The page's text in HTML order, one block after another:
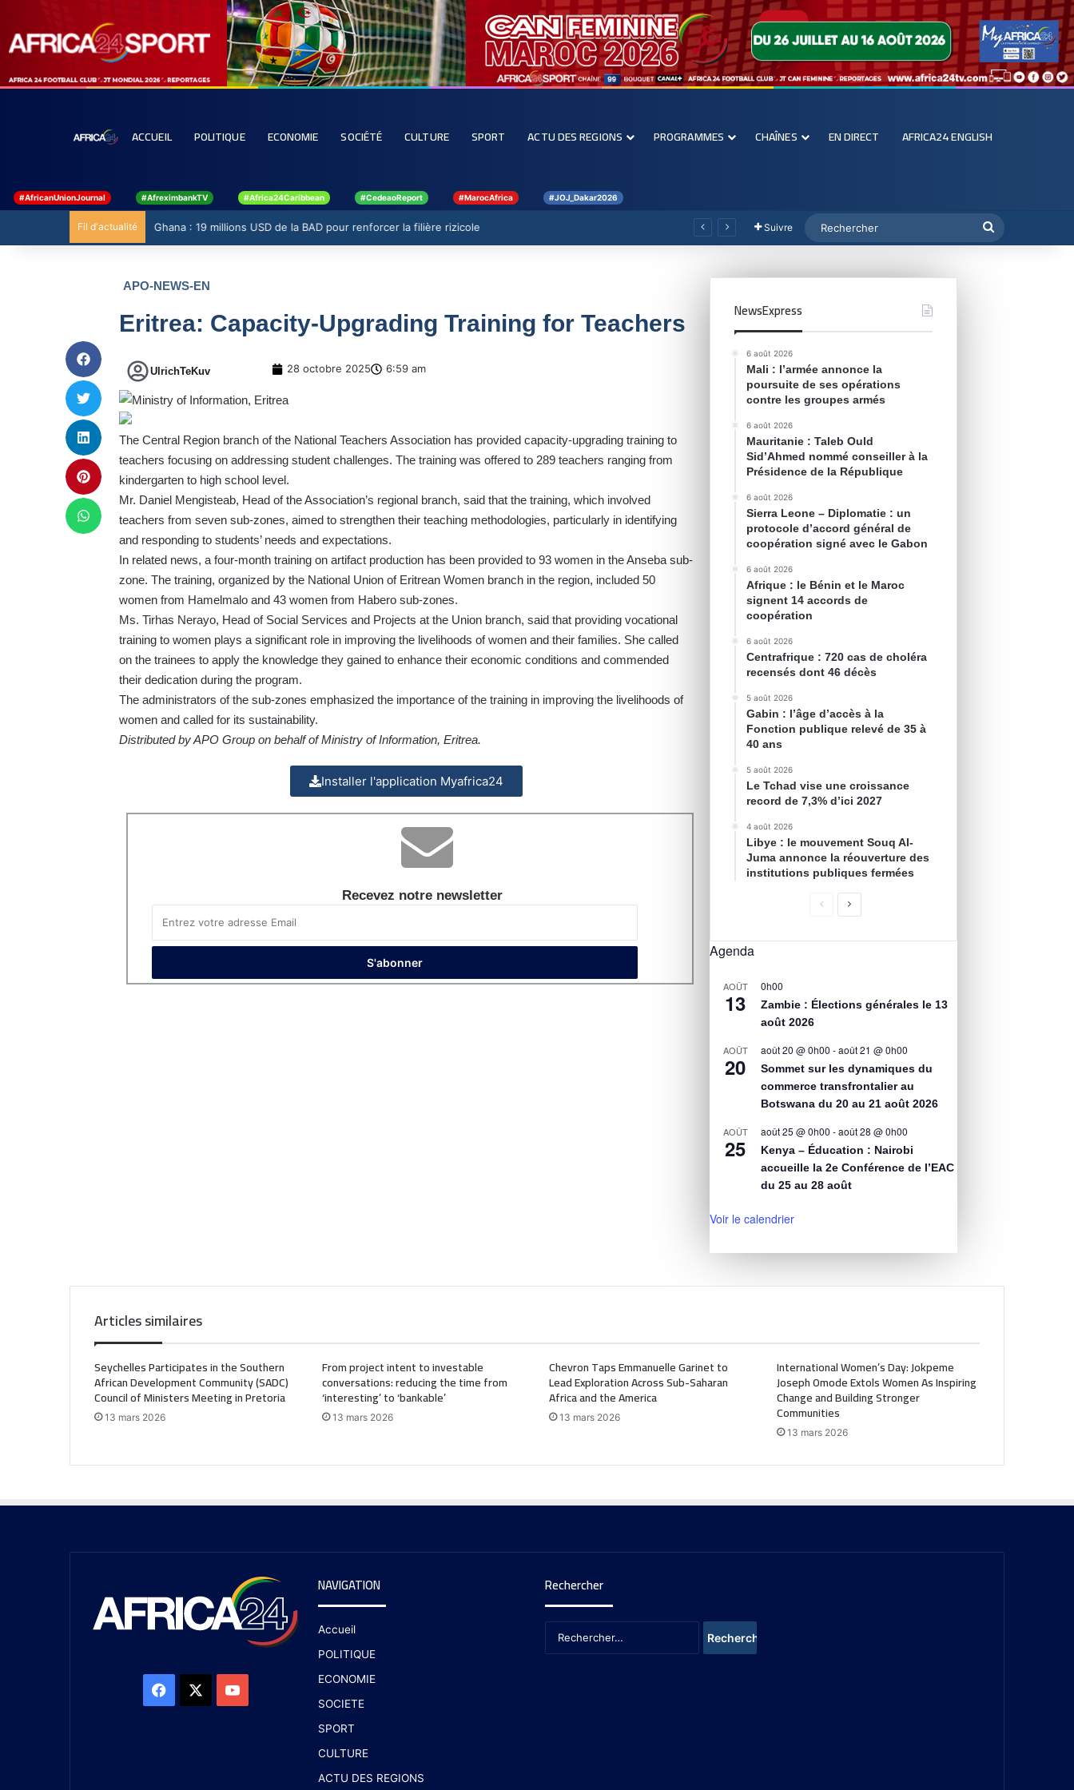
ACCUEIL POLITIQUE ECONOMIE SOCIÉTÉ CULTURE SPORT ACTU DES REGIONS PROGRAMMES CHAÎNES EN DIRECT AFRICA24 ENGLISH
#AfricanUnionJournal #AfreximbankTV #Africa24Caribbean #CedeaoReport #MarocAfrica #JOJ_Dakar2026
Fil d'actualité Ghana : 19 millions USD de la BAD pour renforcer la filière rizicole Suivre
APO-NEWS-EN
Eritrea: Capacity-Upgrading Training for Teachers
UlrichTeKuv 28 octobre 2025 6:59 am
The Central Region branch of the National Teachers Association has provided capacity-upgrading training to
teachers focusing on addressing student challenges. The training was offered to 289 teachers ranging from
kindergarten to high school level.
Mr. Daniel Mengisteab, Head of the Association’s regional branch, said that the training, which involved
teachers from seven sub-zones, aimed to strengthen their teaching methodologies, particularly in identifying
and responding to students’ needs and expectations.
In related news, a four-month training on artifact production has been provided to 93 women in the Anseba sub-
zone. The training, organized by the National Union of Eritrean Women branch in the region, included 50
women from Hamelmalo and 43 women from Habero sub-zones.
Ms. Tirhas Nerayo, Head of Social Services and Projects at the Union branch, said that providing vocational
training to women plays a significant role in improving the livelihoods of women and their families. She called
on the trainees to apply the knowledge they gained to enhance their economic conditions and commended
their dedication during the program.
The administrators of the sub-zones emphasized the importance of the training in improving the livelihoods of
women and called for its sustainability.
Distributed by APO Group on behalf of Ministry of Information, Eritrea.
Installer l'application Myafrica24
Recevez notre newsletter
NewsExpress
6 août 2026
Mali : l’armée annonce la
poursuite de ses opérations
contre les groupes armés
6 août 2026
Mauritanie : Taleb Ould
Sid’Ahmed nommé conseiller à la
Présidence de la République
6 août 2026
Sierra Leone – Diplomatie : un
protocole d’accord général de
coopération signé avec le Gabon
6 août 2026
Afrique : le Bénin et le Maroc
signent 14 accords de
coopération
6 août 2026
Centrafrique : 720 cas de choléra
recensés dont 46 décès
5 août 2026
Gabin : l’âge d’accès à la
Fonction publique relevé de 35 à
40 ans
5 août 2026
Le Tchad vise une croissance
record de 7,3% d’ici 2027
4 août 2026
Libye : le mouvement Souq Al-
Juma annonce la réouverture des
institutions publiques fermées
Agenda
AOÛT
13
0h00
Zambie : Élections générales le 13
août 2026
AOÛT
20
août 20 @ 0h00 -août 21 @ 0h00
Sommet sur les dynamiques du
commerce transfrontalier au
Botswana du 20 au 21 août 2026
AOÛT
25
août 25 @ 0h00 -août 28 @ 0h00
Kenya – Éducation : Nairobi
accueille la 2e Conférence de l’EAC
du 25 au 28 août
Voir le calendrier
Articles similaires
Seychelles Participates in the Southern
African Development Community (SADC)
Council of Ministers Meeting in Pretoria
13 mars 2026
From project intent to investable
conversations: reducing the time from
‘interesting’ to ‘bankable’
13 mars 2026
Chevron Taps Emmanuelle Garinet to
Lead Exploration Across Sub-Saharan
Africa and the America
13 mars 2026
International Women’s Day: Jokpeme
Joseph Omode Extols Women As Inspiring
Change and Building Stronger
Communities
13 mars 2026
NAVIGATION
Accueil
POLITIQUE
ECONOMIE
SOCIETE
SPORT
CULTURE
ACTU DES REGIONS
Rechercher